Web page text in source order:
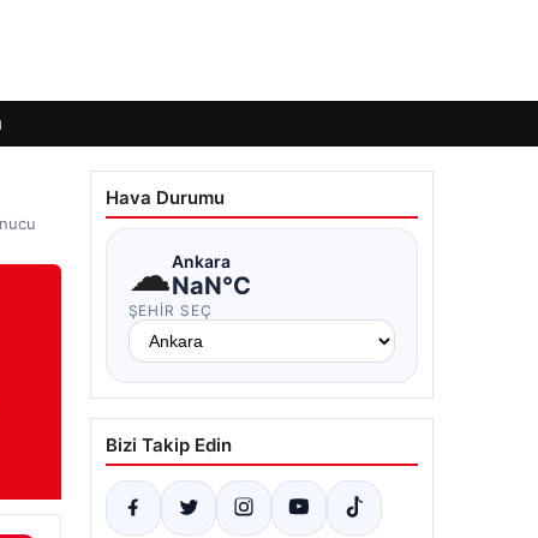
Hava Durumu
☁Ankara
NaN°C
ŞEHIR SEÇ
Bizi Takip Edin